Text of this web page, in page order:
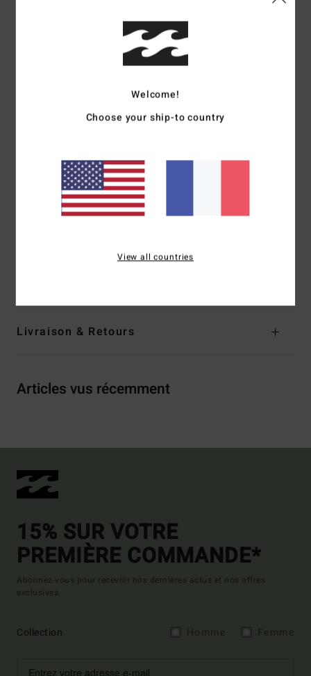
Details & caractéristiques
Boardshort Violet Homme
Étiquette de marque Billabong tissée
Taille fixe, entrejambe extérieur 21" (53,3 cm) –
Longbong
Livraison & Retours
Articles vus récemment
15% SUR VOTRE
PREMIÈRE COMMANDE*
Abonnez-vous pour recevoir nos dernières actus et nos offres
exclusives.
Collection
Welcome!
Choose your ship-to country
View all countries